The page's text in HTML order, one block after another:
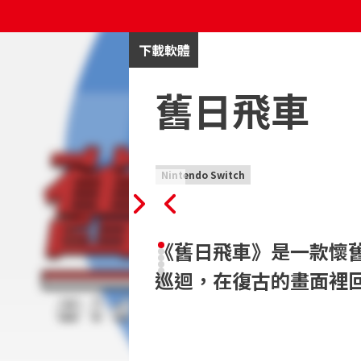
下載軟體
舊日飛車
Nintendo Switch
《舊日飛車》是一款懷
巡迴，在復古的畫面裡